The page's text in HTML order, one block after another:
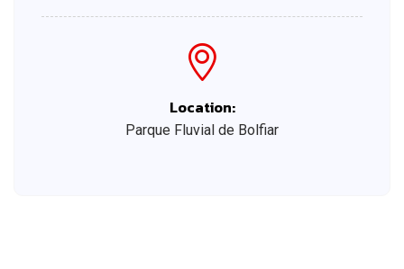
Location:
Parque Fluvial de Bolfiar